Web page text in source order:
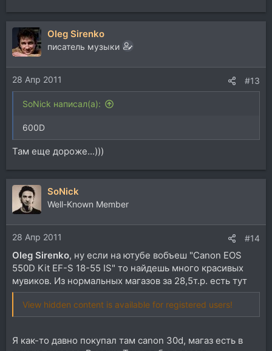
Oleg Sirenko
писатель музыки
28 Апр 2011 #13
SoNick написал(а):
600D
Там еще дороже...)))
SoNick
Well-Known Member
28 Апр 2011 #14
Oleg Sirenko, ну если на ютубе вобъеш "Canon EOS
550D Kit EF-S 18-55 IS" то найдешь много красивых
мувиков. Из нормальных магазов за 28,5т.р. есть тут
View hidden content is available for registered users!
Я как-то давно покупал там canon 30d, магаз есть в